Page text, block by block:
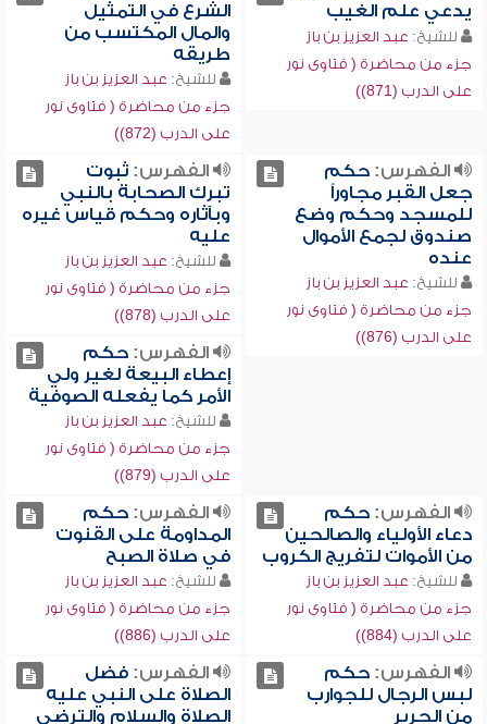
يدعي علم الغيب
للشيخ: عبد العزيز بن باز
جزء من محاضرة ( فتاوى نور
على الدرب (871))
الشرع في التمثيل
والمال المكتسب من
طريقه
للشيخ: عبد العزيز بن باز
جزء من محاضرة ( فتاوى نور
على الدرب (872))
الفهرس:حكم
جعل القبر مجاوراً
للمسجد وحكم وضع
صندوق لجمع الأموال
عنده
للشيخ: عبد العزيز بن باز
جزء من محاضرة ( فتاوى نور
على الدرب (876))
الفهرس:ثبوت
تبرك الصحابة بالنبي
وبآثاره وحكم قياس غيره
عليه
للشيخ: عبد العزيز بن باز
جزء من محاضرة ( فتاوى نور
على الدرب (878))
الفهرس:حكم
إعطاء البيعة لغير ولي
الأمر كما يفعله الصوفية
للشيخ: عبد العزيز بن باز
جزء من محاضرة ( فتاوى نور
على الدرب (879))
الفهرس:حكم
دعاء الأولياء والصالحين
من الأموات لتفريج الكروب
للشيخ: عبد العزيز بن باز
جزء من محاضرة ( فتاوى نور
على الدرب (884))
الفهرس:حكم
المداومة على القنوت
في صلاة الصبح
للشيخ: عبد العزيز بن باز
جزء من محاضرة ( فتاوى نور
على الدرب (886))
الفهرس:حكم
لبس الرجال للجوارب
من الحرير
الفهرس:فضل
الصلاة على النبي عليه
الصلاة والسلام والترضي